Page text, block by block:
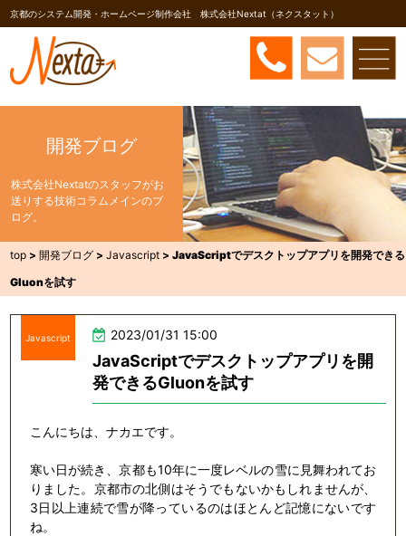
京都のシステム開発・ホームページ制作会社 株式会社Nextat（ネクスタット）
開発ブログ
株式会社Nextatのスタッフがお
送りする技術コラムメインのブ
ログ。
top >開発ブログ >Javascript >JavaScriptでデスクトップアプリを開発できる
Gluonを試す
Javascript 2023/01/31 15:00
JavaScriptでデスクトップアプリを開
発できるGluonを試す
こんにちは、ナカエです。
寒い日が続き、京都も10年に一度レベルの雪に見舞われてお
りました。京都市の北側はそうでもないかもしれませんが、
3日以上連続で雪が降っているのはほとんど記憶にないです
ね。